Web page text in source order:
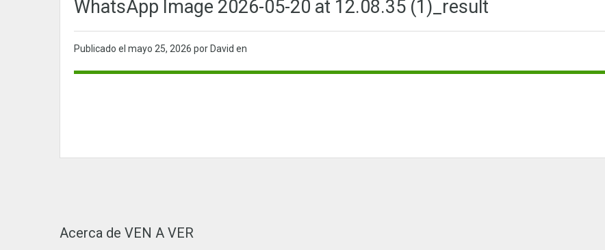
WhatsApp Image 2026-05-20 at 12.08.35 (1)_result
Publicado el mayo 25, 2026 por David en
Acerca de VEN A VER